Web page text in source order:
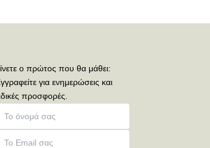
ο πρώτος που θα μάθει:
για ενημερώσεις και
προσφορές.